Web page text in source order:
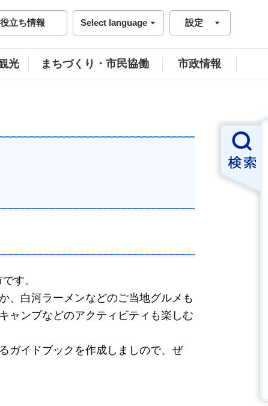
役立ち情報 Select language 設定
光 まちづくり・市民協働 市政情報
す。
、白河ラーメンなどのご当地グルメも
ャンプなどのアクティビティも楽しむ
ガイドブックを作成しましので、ぜ